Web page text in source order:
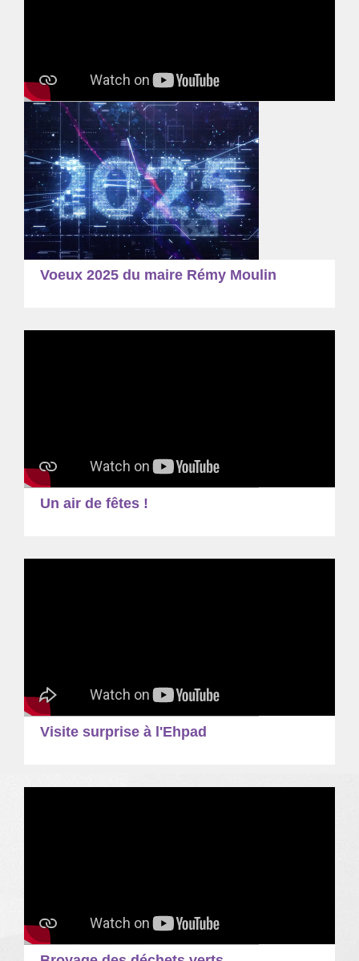
Voeux 2025 du maire Rémy Moulin
Un air de fêtes !
Visite surprise à l'Ehpad